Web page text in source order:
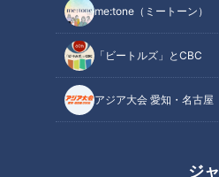
me:tone（ミートーン）
「ビートルズ」とCBC
アジア大会 愛知・名古屋
ジ
【太田×石井のデララバ】激
安！工場直売所セールSP
大
に
人